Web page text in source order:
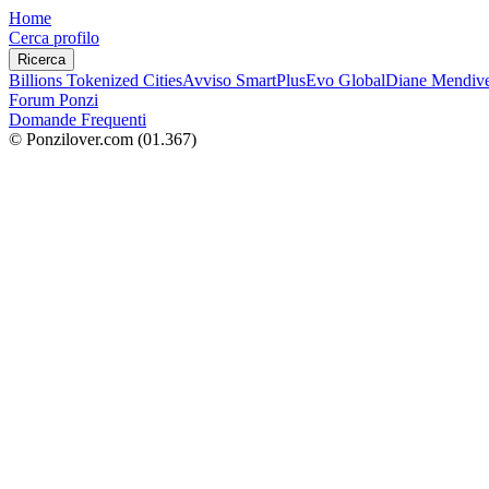
Home
Cerca profilo
Ricerca
Billions Tokenized CitiesAvviso SmartPlusEvo GlobalDiane
Forum Ponzi
Domande Frequenti
© Ponzilover.com (01.367)